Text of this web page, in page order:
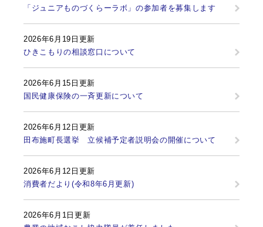
「ジュニアものづくらーラボ」の参加者を募集します
2026年6月19日更新
ひきこもりの相談窓口について
2026年6月15日更新
国民健康保険の一斉更新について
2026年6月12日更新
田布施町長選挙 立候補予定者説明会の開催について
2026年6月12日更新
消費者だより(令和8年6月更新)
2026年6月1日更新